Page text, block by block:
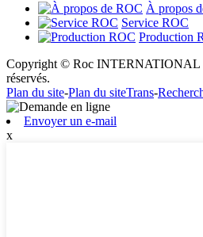
À propos
Service ROC
Production
Copyright © Roc INTERNATIONAL
réservés.
Plan du site-Plan du siteTrans-
Envoyer un e-mail
x